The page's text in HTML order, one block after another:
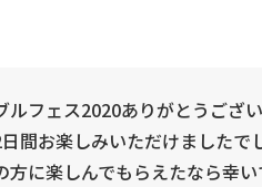
ルフェス2020ありがとうござ
間お楽しみいただけましたで
方に楽しんでもらえたなら幸い